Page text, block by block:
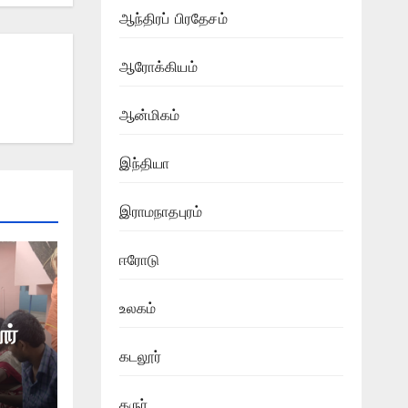
ஆந்திரப் பிரதேசம்
ஆரோக்கியம்
ஆன்மிகம்
இந்தியா
இராமநாதபுரம்
ஈரோடு
உலகம்
கடலூர்
கருர்